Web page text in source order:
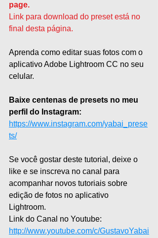
page.
Link para download do preset está no
final desta página.
Aprenda como editar suas fotos com o
aplicativo Adobe Lightroom CC no seu
celular.
Baixe centenas de presets no meu
perfil do Instagram:
https://www.instagram.com/yabai_prese
ts/
Se você gostar deste tutorial, deixe o
like e se inscreva no canal para
acompanhar novos tutoriais sobre
edição de fotos no aplicativo
Lightroom.
Link do Canal no Youtube:
http://www.youtube.com/c/GustavoYabai